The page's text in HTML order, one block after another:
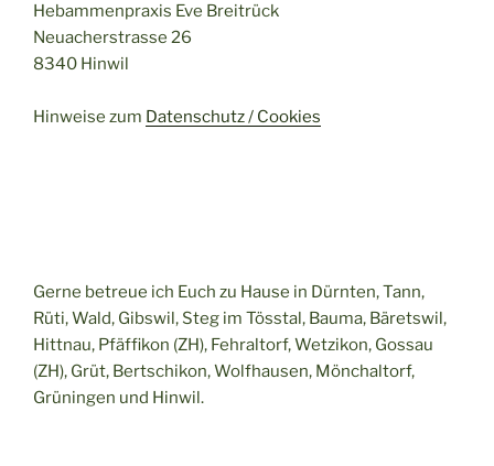
Hebammenpraxis Eve Breitrück
Neuacherstrasse 26
8340 Hinwil
Hinweise zum Datenschutz / Cookies
Gerne betreue ich Euch zu Hause in Dürnten, Tann,
Rüti, Wald, Gibswil, Steg im Tösstal, Bauma, Bäretswil,
Hittnau, Pfäffikon (ZH), Fehraltorf, Wetzikon, Gossau
(ZH), Grüt, Bertschikon, Wolfhausen, Mönchaltorf,
Grüningen und Hinwil.